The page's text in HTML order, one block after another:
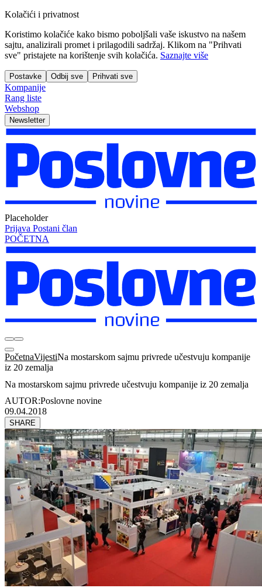
Kolačići i privatnost
Koristimo kolačiće kako bismo poboljšali vaše iskustvo na našem
sajtu, analizirali promet i prilagodili sadržaj. Klikom na "Prihvati
sve" pristajete na korištenje svih kolačića. Saznajte više
Postavke Odbij sve Prihvati sve
Kompanije
Rang liste
Webshop
Newsletter
Placeholder
Prijava Postani član
POČETNA
PočetnaVijestiNa mostarskom sajmu privrede učestvuju kompanije
iz 20 zemalja
Na mostarskom sajmu privrede učestvuju kompanije iz 20 zemalja
AUTOR:Poslovne novine
09.04.2018
SHARE